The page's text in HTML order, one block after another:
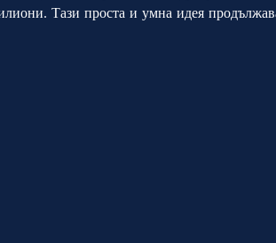
Тази проста и умна идея